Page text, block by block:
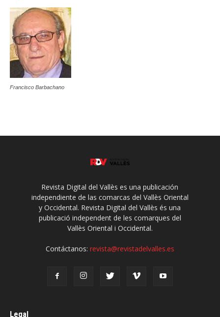
Francisco Barbachano
Revista Digital del Vallès es una publicación
independiente de las comarcas del Vallès Oriental
y Occidental. Revista Digital del Vallès és una
publicació independent de les comarques del
Vallès Oriental i Occidental.
Contáctanos: revista@revistadelvalles.es
Legal